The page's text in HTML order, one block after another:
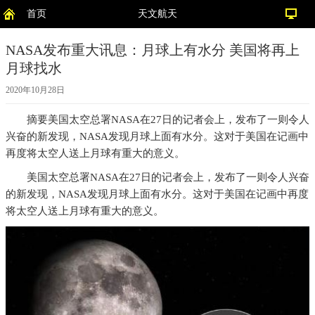
首页 天文航天
NASA发布重大讯息：月球上有水分 美国将再上
月球找水
2020年10月28日
摘要美国太空总署NASA在27日的记者会上，发布了一则令人
兴奋的新发现，NASA发现月球上面有水分。这对于美国在记画中
再度将太空人送上月球有重大的意义。
美国太空总署NASA在27日的记者会上，发布了一则令人兴奋
的新发现，NASA发现月球上面有水分。这对于美国在记画中再度
将太空人送上月球有重大的意义。